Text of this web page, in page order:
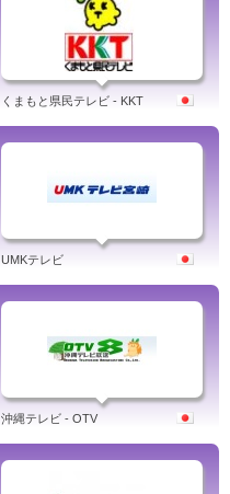
くまもと県民テレビ - KKT
UMKテレビ
沖縄テレビ - OTV